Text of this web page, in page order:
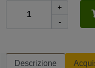
+
-
Descrizione